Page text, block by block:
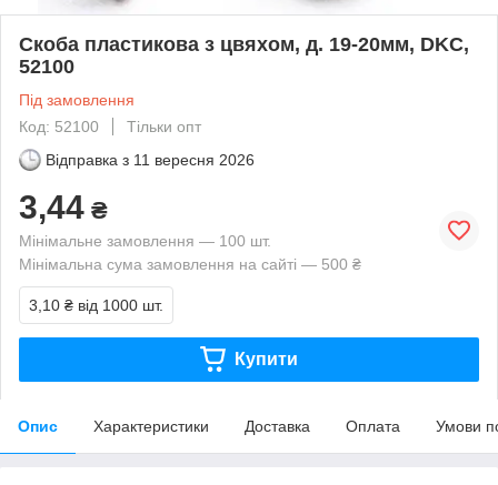
Скоба пластикова з цвяхом, д. 19-20мм, DKC,
52100
Під замовлення
Код: 52100
Тільки опт
Відправка з 11 вересня 2026
3,44 ₴
Мінімальне замовлення — 100 шт.
Мінімальна сума замовлення на сайті — 500 ₴
3,10 ₴ від 1000 шт.
Купити
Опис Характеристики Доставка Оплата Умови